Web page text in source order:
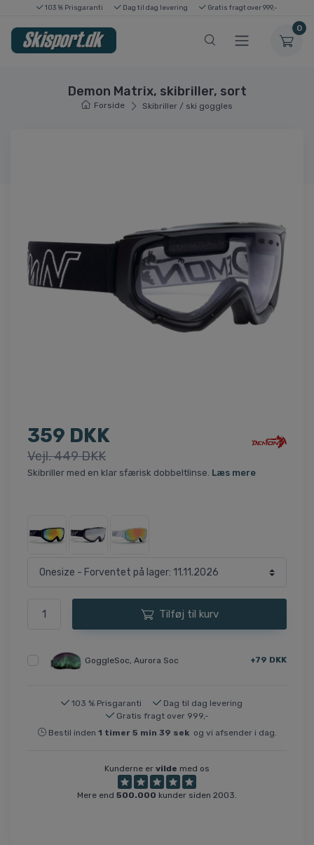
103 % Prisgaranti Dag til dag levering Gratis fragt over 999,-
0
Demon Matrix, skibriller, sort
Forside Skibriller / ski goggles
359 DKK
Vejl. 449 DKK
Skibriller med en klar sfærisk dobbeltlinse. Læs mere
Tilføj til kurv
GoggleSoc, Aurora Soc +79 DKK
103 % Prisgaranti
Dag til dag levering
Gratis fragt over 999,-
Bestil inden 1 timer 5 min 39 sekog vi afsender i dag.
Kunderne er vilde med os
Mere end 500.000 kunder siden 2003.